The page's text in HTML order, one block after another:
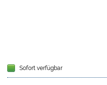
Sofort verfügbar